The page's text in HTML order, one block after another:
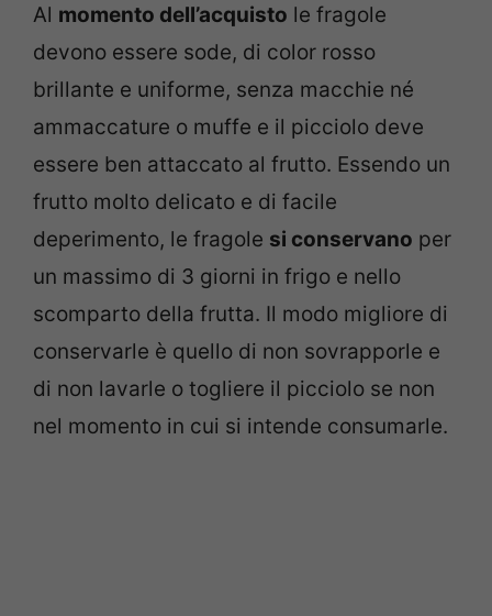
Al momento dell’acquisto le fragole
devono essere sode, di color rosso
brillante e uniforme, senza macchie né
ammaccature o muffe e il picciolo deve
essere ben attaccato al frutto. Essendo un
frutto molto delicato e di facile
deperimento, le fragole si conservano per
un massimo di 3 giorni in frigo e nello
scomparto della frutta. Il modo migliore di
conservarle è quello di non sovrapporle e
di non lavarle o togliere il picciolo se non
nel momento in cui si intende consumarle.